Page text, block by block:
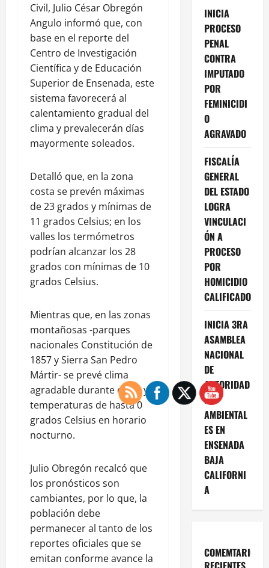
Civil, Julio César Obregón
Angulo informó que, con
base en el reporte del
Centro de Investigación
Científica y de Educación
Superior de Ensenada, este
sistema favorecerá al
calentamiento gradual del
clima y prevalecerán días
mayormente soleados.
Detalló que, en la zona
costa se prevén máximas
de 23 grados y mínimas de
11 grados Celsius; en los
valles los termómetros
podrían alcanzar los 28
grados con mínimas de 10
grados Celsius.
Mientras que, en las zonas
montañosas -parques
nacionales Constitución de
1857 y Sierra San Pedro
Mártir- se prevé clima
agradable durante el día y
temperaturas de hasta 0
grados Celsius en horario
nocturno.
Julio Obregón recalcó que
los pronósticos son
cambiantes, por lo que, la
población debe
permanecer al tanto de los
reportes oficiales que se
emitan conforme avance la
INICIA
PROCESO
PENAL
CONTRA
IMPUTADO
POR
FEMINICIDI
O
AGRAVADO
FISCALÍA
GENERAL
DEL ESTADO
LOGRA
VINCULACI
ÓN A
PROCESO
POR
HOMICIDIO
CALIFICADO
INICIA 3RA
ASAMBLEA
NACIONAL
DE
AUTORIDAD
ES
AMBIENTAL
ES EN
ENSENADA
BAJA
CALIFORNI
A
COMEMTARIOS